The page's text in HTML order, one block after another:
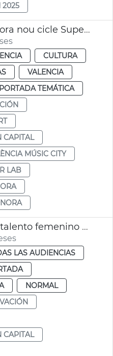
2025
Experimentació sonora nou cicle Super·Lab
CULTURA
VALENCIA
TEMÁTICA
CAPITAL
MÚSIC CITY
LAB
València impulsa el talento femenino STEM Talent Girl
LAS AUDIENCIAS
NORMAL
CAPITAL